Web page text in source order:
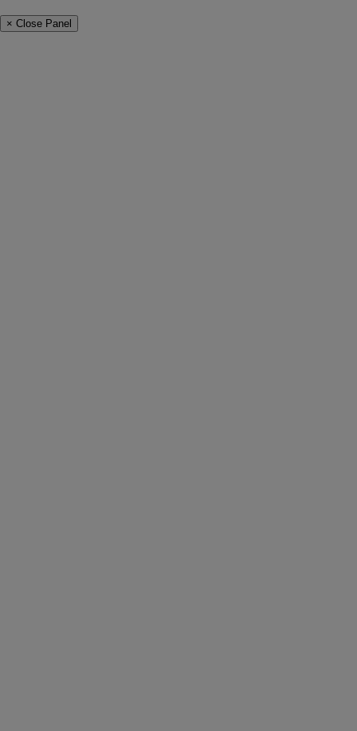
× Close Panel